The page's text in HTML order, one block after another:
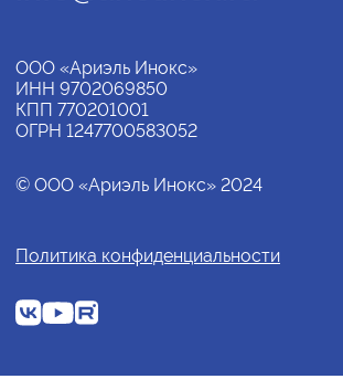
ООО «Ариэль Инокс»
ИНН 9702069850
КПП 770201001
ОГРН 1247700583052
© ООО «Ариэль Инокс» 2024
Политика конфиденциальности